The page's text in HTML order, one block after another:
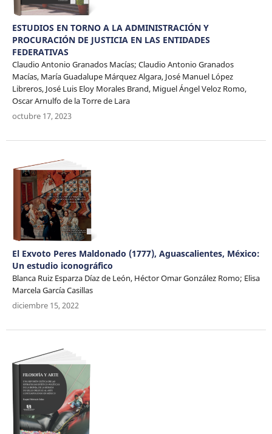
ESTUDIOS EN TORNO A LA ADMINISTRACIÓN Y
PROCURACIÓN DE JUSTICIA EN LAS ENTIDADES
FEDERATIVAS
Claudio Antonio Granados Macías; Claudio Antonio Granados
Macías, María Guadalupe Márquez Algara, José Manuel López
Libreros, José Luis Eloy Morales Brand, Miguel Ángel Veloz Romo,
Oscar Arnulfo de la Torre de Lara
octubre 17, 2023
El Exvoto Peres Maldonado (1777), Aguascalientes, México:
Un estudio iconográfico
Blanca Ruiz Esparza Díaz de León, Héctor Omar González Romo; Elisa
Marcela García Casillas
diciembre 15, 2022